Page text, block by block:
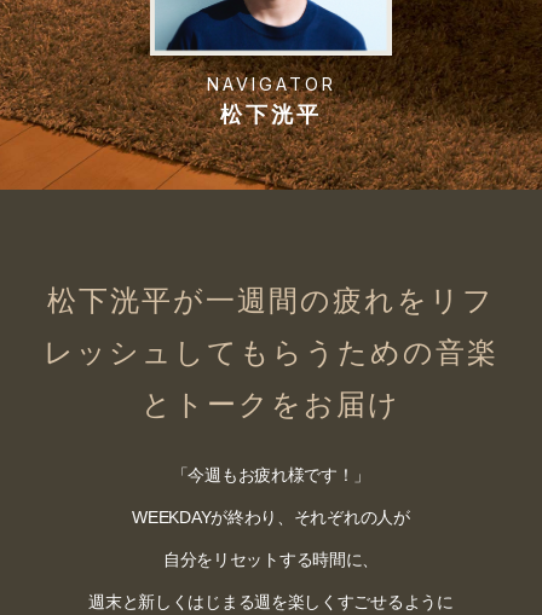
NAVIGATOR
松下洸平
松下洸平が一週間の疲れをリフ
レッシュしてもらうための音楽
とトークをお届け
「今週もお疲れ様です！」
WEEKDAYが終わり、それぞれの人が
自分をリセットする時間に、
週末と新しくはじまる週を楽しくすごせるように